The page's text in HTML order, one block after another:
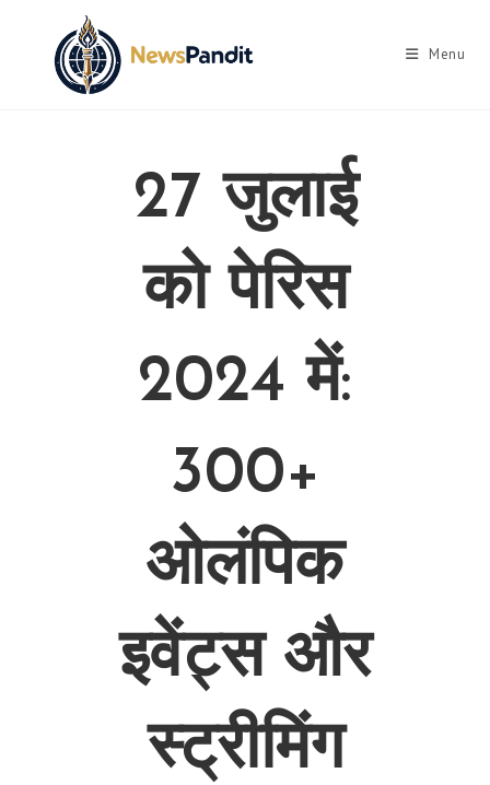
Menu
27 जुलाई
को पेरिस
2024 में:
300+
ओलंपिक
इवेंट्स और
स्ट्रीमिंग